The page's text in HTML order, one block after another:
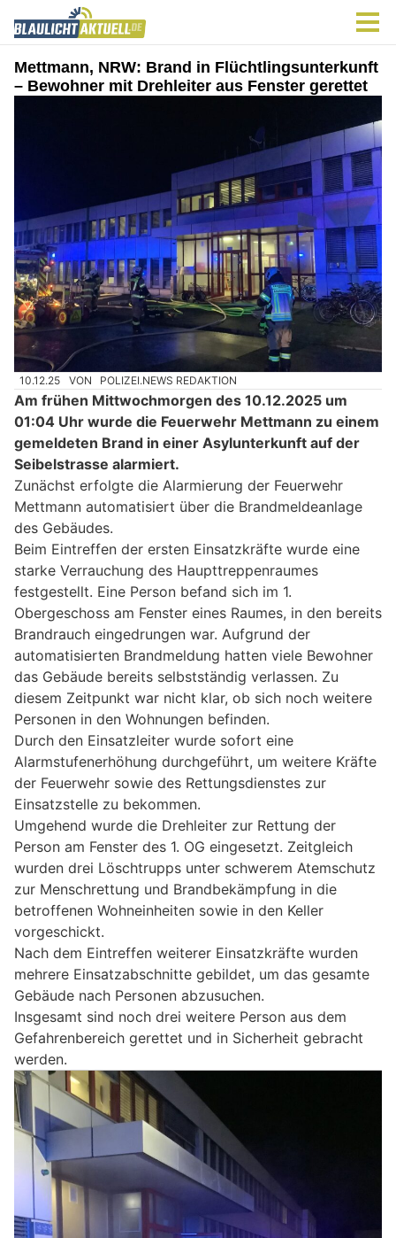
Mettmann, NRW: Brand in Flüchtlingsunterkunft
– Bewohner mit Drehleiter aus Fenster gerettet
10.12.25 VON POLIZEI.NEWS REDAKTION
Am frühen Mittwochmorgen des 10.12.2025 um
01:04 Uhr wurde die Feuerwehr Mettmann zu einem
gemeldeten Brand in einer Asylunterkunft auf der
Seibelstrasse alarmiert.
Zunächst erfolgte die Alarmierung der Feuerwehr
Mettmann automatisiert über die Brandmeldeanlage
des Gebäudes.
Beim Eintreffen der ersten Einsatzkräfte wurde eine
starke Verrauchung des Haupttreppenraumes
festgestellt. Eine Person befand sich im 1.
Obergeschoss am Fenster eines Raumes, in den bereits
Brandrauch eingedrungen war. Aufgrund der
automatisierten Brandmeldung hatten viele Bewohner
das Gebäude bereits selbstständig verlassen. Zu
diesem Zeitpunkt war nicht klar, ob sich noch weitere
Personen in den Wohnungen befinden.
Durch den Einsatzleiter wurde sofort eine
Alarmstufenerhöhung durchgeführt, um weitere Kräfte
der Feuerwehr sowie des Rettungsdienstes zur
Einsatzstelle zu bekommen.
Umgehend wurde die Drehleiter zur Rettung der
Person am Fenster des 1. OG eingesetzt. Zeitgleich
wurden drei Löschtrupps unter schwerem Atemschutz
zur Menschrettung und Brandbekämpfung in die
betroffenen Wohneinheiten sowie in den Keller
vorgeschickt.
Nach dem Eintreffen weiterer Einsatzkräfte wurden
mehrere Einsatzabschnitte gebildet, um das gesamte
Gebäude nach Personen abzusuchen.
Insgesamt sind noch drei weitere Person aus dem
Gefahrenbereich gerettet und in Sicherheit gebracht
werden.